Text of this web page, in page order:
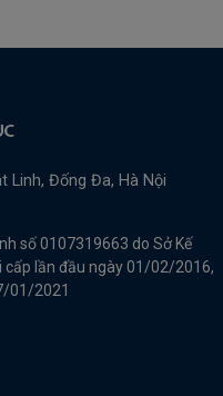
Linh, Đống Đa, Hà Nội
số 0107319663 do Sở Kế
cấp lần đầu ngày 01/02/2016,
01/2021